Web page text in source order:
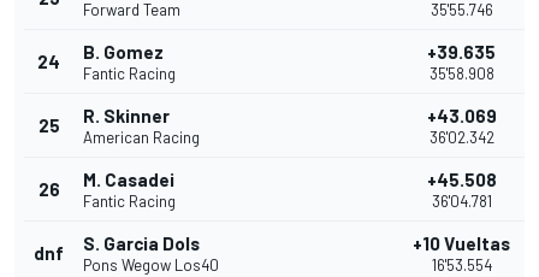
Forward Team 35'55.746
24 B. Gomez
Fantic Racing
+39.635
35'58.908
25 R. Skinner
American Racing
+43.069
36'02.342
26 M. Casadei
Fantic Racing
+45.508
36'04.781
dnf S. Garcia Dols
Pons Wegow Los40
+10 Vueltas
16'53.554